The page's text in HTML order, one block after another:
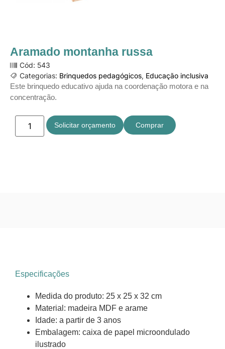
Aramado montanha russa
Cód: 543
Categorias: Brinquedos pedagógicos, Educação inclusiva
Este brinquedo educativo ajuda na coordenação motora e na
concentração.
Solicitar orçamento Comprar
Especificações
Medida do produto: 25 x 25 x 32 cm
Material: madeira MDF e arame
Idade: a partir de 3 anos
Embalagem: caixa de papel microondulado
ilustrado